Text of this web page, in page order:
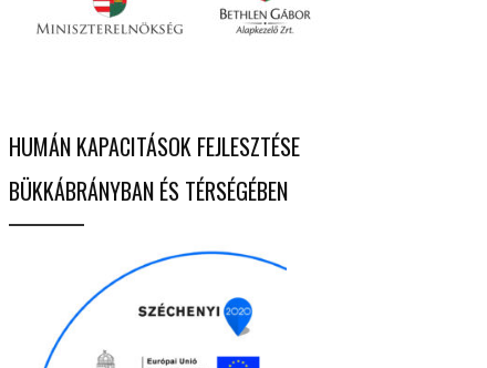
HUMÁN KAPACITÁSOK FEJLESZTÉSE
BÜKKÁBRÁNYBAN ÉS TÉRSÉGÉBEN